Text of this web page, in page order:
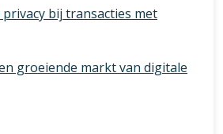
bij transacties met
groeiende markt van digitale